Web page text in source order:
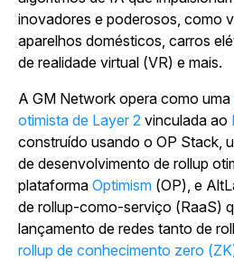
inovadores e poderosos, como
aparelhos domésticos, carros
de realidade virtual (VR) e mais.
A GM Network opera como uma
otimista de Layer 2 vinculada ao
construído usando o OP Stack,
de desenvolvimento de rollup
plataforma Optimism (OP), e
de rollup-como-serviço (RaaS)
lançamento de redes tanto de
rollup de conhecimento zero